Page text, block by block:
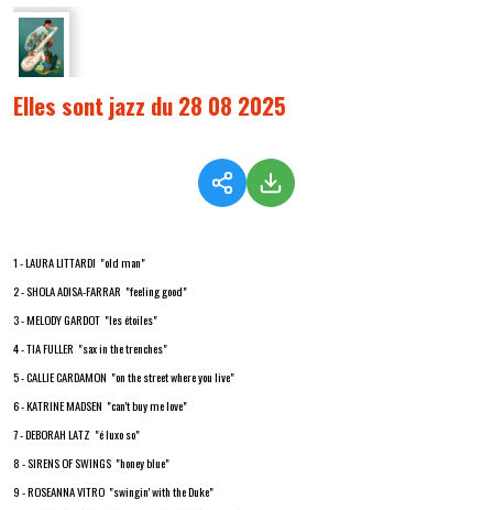
Elles sont jazz du 28 08 2025
1 - LAURA LITTARDI "old man"
2 - SHOLA ADISA-FARRAR "feeling good"
3 - MELODY GARDOT "les étoiles"
4 - TIA FULLER "sax in the trenches"
5 - CALLIE CARDAMON "on the street where you live"
6 - KATRINE MADSEN "can't buy me love"
7 - DEBORAH LATZ "é luxo so"
8 - SIRENS OF SWINGS "honey blue"
9 - ROSEANNA VITRO "swingin' with the Duke"